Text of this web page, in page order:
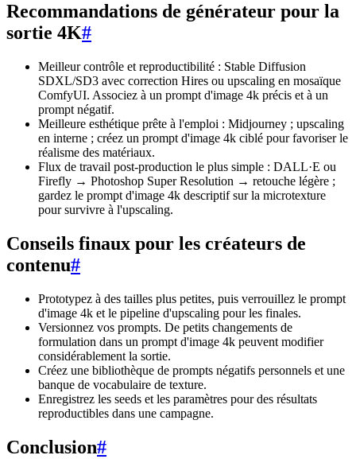
Recommandations de générateur pour la
sortie 4K#
Meilleur contrôle et reproductibilité : Stable Diffusion
SDXL/SD3 avec correction Hires ou upscaling en mosaïque
ComfyUI. Associez à un prompt d'image 4k précis et à un
prompt négatif.
Meilleure esthétique prête à l'emploi : Midjourney ; upscaling
en interne ; créez un prompt d'image 4k ciblé pour favoriser le
réalisme des matériaux.
Flux de travail post-production le plus simple : DALL·E ou
Firefly → Photoshop Super Resolution → retouche légère ;
gardez le prompt d'image 4k descriptif sur la microtexture
pour survivre à l'upscaling.
Conseils finaux pour les créateurs de
contenu#
Prototypez à des tailles plus petites, puis verrouillez le prompt
d'image 4k et le pipeline d'upscaling pour les finales.
Versionnez vos prompts. De petits changements de
formulation dans un prompt d'image 4k peuvent modifier
considérablement la sortie.
Créez une bibliothèque de prompts négatifs personnels et une
banque de vocabulaire de texture.
Enregistrez les seeds et les paramètres pour des résultats
reproductibles dans une campagne.
Conclusion#